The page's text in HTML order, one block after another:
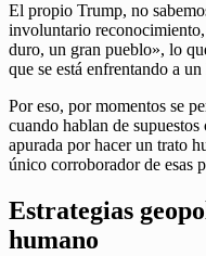
El propio Trump, no
involuntario
duro, un gran pueblo», lo
que se está enfrentando a
Por eso, por momentos se
cuando hablan de
apurada por hacer un trato
único corroborador de esas
Estrategias
humano